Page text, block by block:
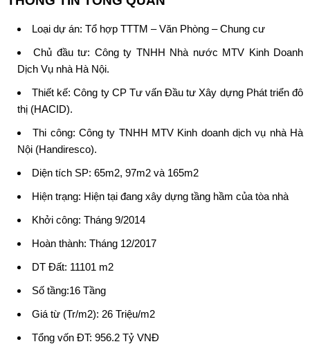
Loại dự án: Tổ hợp TTTM – Văn Phòng – Chung cư
Chủ đầu tư: Công ty TNHH Nhà nước MTV Kinh Doanh
Dịch Vụ nhà Hà Nội.
Thiết kế: Công ty CP Tư vấn Đầu tư Xây dựng Phát triển đô
thị (HACID).
Thi công: Công ty TNHH MTV Kinh doanh dịch vụ nhà Hà
Nội (Handiresco).
Diện tích SP: 65m2, 97m2 và 165m2
Hiện trạng: Hiện tại đang xây dựng tầng hầm của tòa nhà
Khởi công: Tháng 9/2014
Hoàn thành: Tháng 12/2017
DT Đất: 11101 m2
Số tầng:16 Tầng
Giá từ (Tr/m2): 26 Triệu/m2
Tổng vốn ĐT: 956.2 Tỷ VNĐ